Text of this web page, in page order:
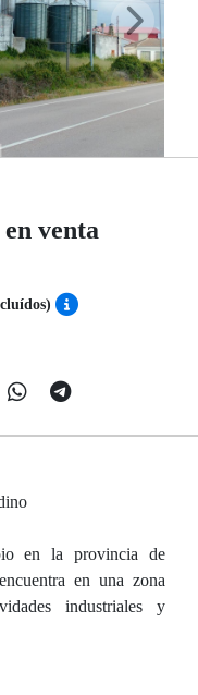
venta
en la provincia de
en una zona
industriales y